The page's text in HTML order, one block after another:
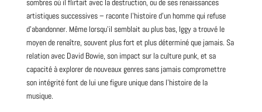
sombres où il flirtait avec la destruction, ou de ses renaissances
artistiques successives – raconte l’histoire d’un homme qui refuse
d’abandonner. Même lorsqu’il semblait au plus bas, Iggy a trouvé le
moyen de renaître, souvent plus fort et plus déterminé que jamais. Sa
relation avec David Bowie, son impact sur la culture punk, et sa
capacité à explorer de nouveaux genres sans jamais compromettre
son intégrité font de lui une figure unique dans l’histoire de la
musique.